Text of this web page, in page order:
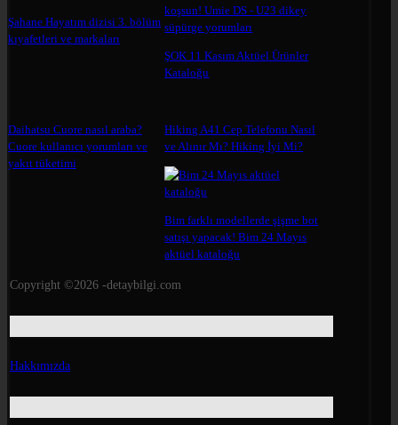
Şahane Hayatım dizisi 3. bölüm
kıyafetleri ve markaları
ŞOK 11 Kasım Aktüel Ürünler
Kataloğu
Daihatsu Cuore nasıl araba?
Cuore kullanıcı yorumları ve
yakıt tüketimi
Hiking A41 Cep Telefonu Nasıl
ve Alınır Mı? Hiking İyi Mi?
Bim farklı modellerde şişme bot
satışı yapacak! Bim 24 Mayıs
aktüel kataloğu
Copyright ©2026 -detaybilgi.com
Hakkımızda